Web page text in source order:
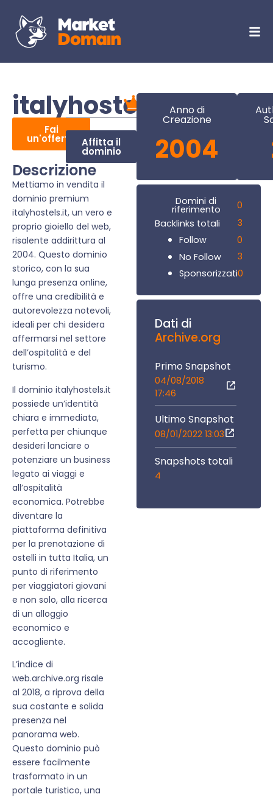
italyhostels.it
Fai
un'offerta Affitta il
dominio
Descrizione
Mettiamo in vendita il
dominio premium
italyhostels.it, un vero e
proprio gioiello del web,
risalente addirittura al
2004. Questo dominio
storico, con la sua
lunga presenza online,
offre una credibilità e
autorevolezza notevoli,
ideali per chi desidera
affermarsi nel settore
dell’ospitalità e del
turismo.
Il dominio italyhostels.it
possiede un’identità
chiara e immediata,
perfetta per chiunque
desideri lanciare o
potenziare un business
legato ai viaggi e
all’ospitalità
economica. Potrebbe
diventare la
piattaforma definitiva
per la prenotazione di
ostelli in tutta Italia, un
punto di riferimento
per viaggiatori giovani
e non solo, alla ricerca
di un alloggio
economico e
accogliente.
L’indice di
web.archive.org risale
al 2018, a riprova della
sua costante e solida
presenza nel
panorama web.
Questo dominio può
essere facilmente
trasformato in un
portale turistico, una
Anno di
Creazione
2004
Domini di
riferimento
0
Backlinks totali
3
Follow
0
No Follow
3
Sponsorizzati0
Dati di
Archive.org
Primo Snapshot
04/08/2018
17:46
Ultimo Snapshot
08/01/2022 13:03
Snapshots totali
4